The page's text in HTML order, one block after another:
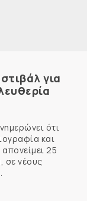
για
ότι
και
25
σε νέους